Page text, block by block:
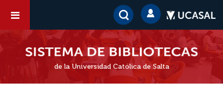
de la Universidad Católica de Salta